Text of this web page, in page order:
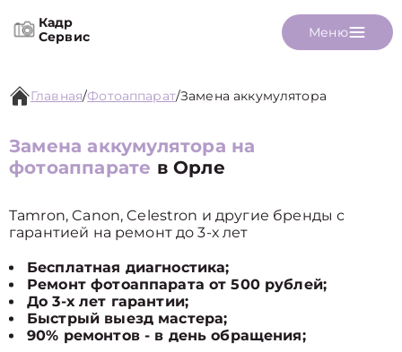
Кадр
Сервис
Меню
Главная/Фотоаппарат/Замена аккумулятора
Замена аккумулятора на
фотоаппарате в Орле
Tamron, Canon, Celestron и другие бренды с
гарантией на ремонт до 3-х лет
Бесплатная диагностика;
Ремонт фотоаппарата от 500 рублей;
До 3-х лет гарантии;
Быстрый выезд мастера;
90% ремонтов - в день обращения;